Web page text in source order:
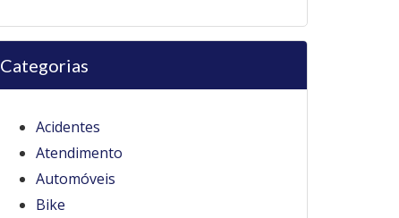
Categorias
Acidentes
Atendimento
Automóveis
Bike